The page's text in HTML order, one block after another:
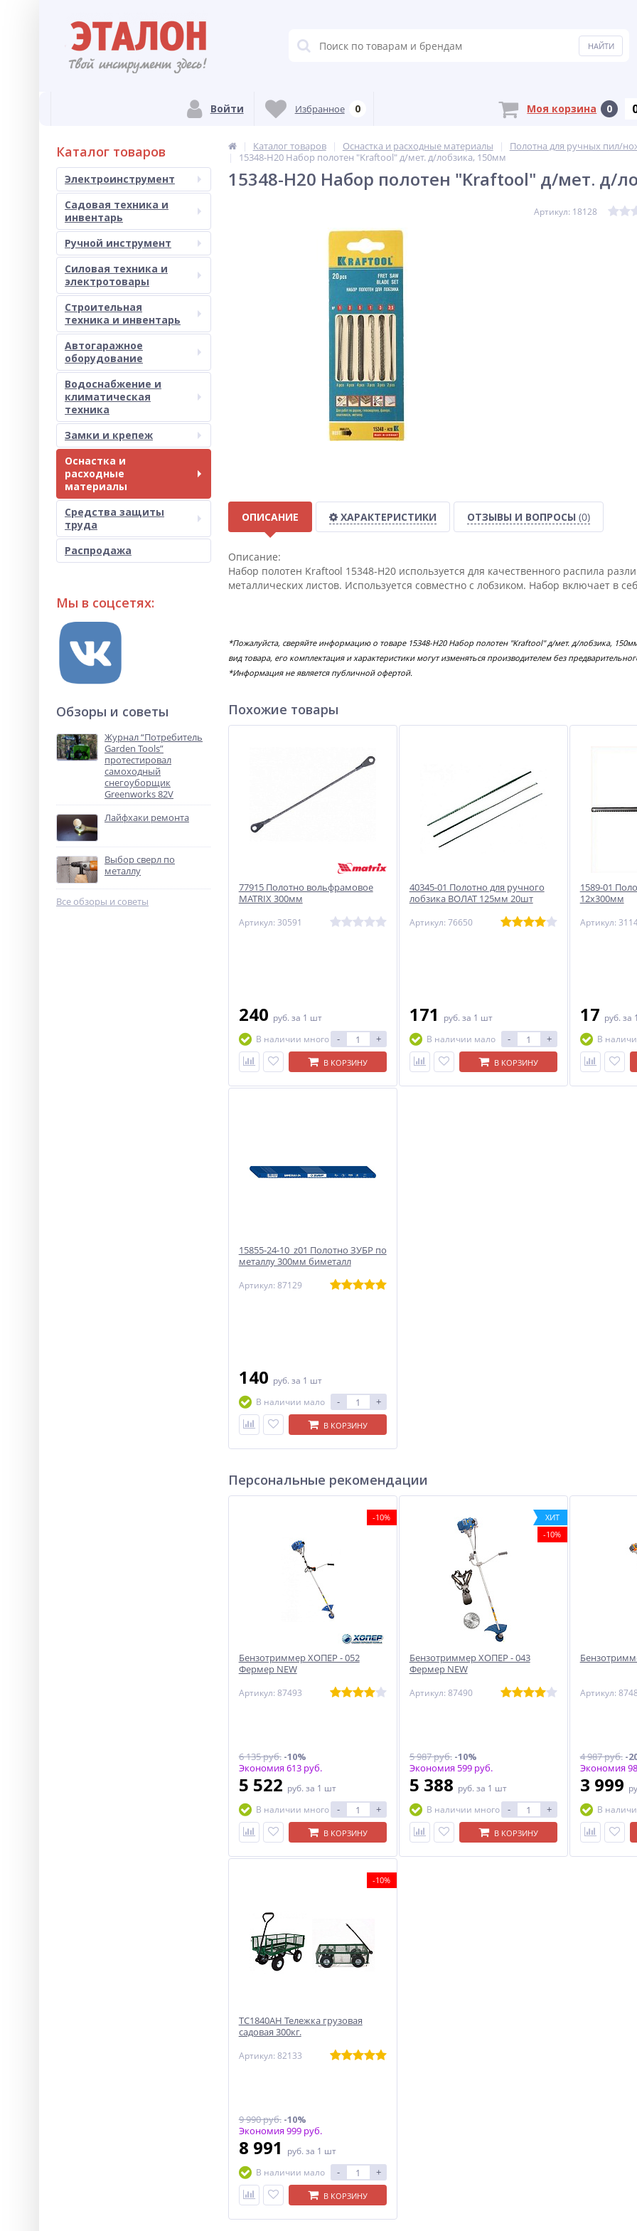
Войти Избранное 0 Моя корзина 0
Каталог товаров
Электроинструмент
Садовая техника и
инвентарь
Ручной инструмент
Силовая техника и
электротовары
Строительная
техника и инвентарь
Автогаражное
оборудование
Водоснабжение и
климатическая
техника
Замки и крепеж
Оснастка и
расходные
материалы
Средства защиты
труда
Распродажа
Мы в соцсетях:
Обзоры и советы
Журнал “Потребитель
Garden Tools”
протестировал
самоходный
снегоуборщик
Greenworks 82V
Лайфхаки ремонта
Выбор сверл по
металлу
Все обзоры и советы
Каталог товаров Оснастка и расходные материалы
Полотна для ручных пил/
15348-H20 Набор полотен "Kraftool" д/мет. д/лобзика, 150мм
15348-H20 Набор полотен "Kraftool" д/мет. д/
Артикул: 18128
ОПИСАНИЕ ХАРАКТЕРИСТИКИ ОТЗЫВЫ И ВОПРОСЫ (0)
Описание:
Набор полотен Kraftool 15348-H20 используется для качественного распила
металлических листов. Используется совместно с лобзиком. Набор включает в
*Пожалуйста, сверяйте информацию о товаре 15348-H20 Набор полотен "Kraftool" д/мет. д/лобзика,
вид товара, его комплектация и характеристики могут изменяться производителем без
*Информация не является публичной офертой.
Похожие товары
77915 Полотно вольфрамовое
MATRIX 300мм
Артикул: 30591
240 руб. за 1 шт
В наличии много
- +
В КОРЗИНУ
40345-01 Полотно для ручного
лобзика ВОЛАТ 125мм 20шт
Артикул: 76650
171 руб. за 1 шт
В наличии мало
- +
В КОРЗИНУ
1589-01
12х300мм
Артикул:
17 руб. за
В
15855-24-10_z01 Полотно ЗУБР по
металлу 300мм биметалл
Артикул: 87129
140 руб. за 1 шт
В наличии мало
- +
В КОРЗИНУ
Персональные рекомендации
-10%
Бензотриммер ХОПЕР - 052
Фермер NEW
Артикул: 87493
6 135 руб.-10%
Экономия 613 руб.
5 522 руб. за 1 шт
В наличии много
- +
В КОРЗИНУ
ХИТ
-10%
Бензотриммер ХОПЕР - 043
Фермер NEW
Артикул: 87490
5 987 руб.-10%
Экономия 599 руб.
5 388 руб. за 1 шт
В наличии много
- +
В КОРЗИНУ
Артикул:
4 987 руб.-
Экономия
3 999
В
-10%
ТС1840АН Тележка грузовая
садовая 300кг.
Артикул: 82133
9 990 руб.-10%
Экономия 999 руб.
8 991 руб. за 1 шт
В наличии мало
- +
В КОРЗИНУ